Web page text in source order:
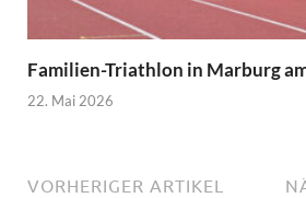
Familien-Triathlon in Marburg
22. Mai 2026
VORHERIGER ARTIKEL